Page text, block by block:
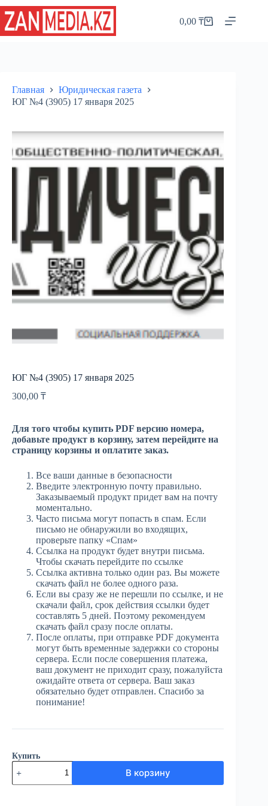
Перейти
сути
Корзина
0,00₸
Главная
Юридическая газета
ЮГ №4 (3905) 17 января 2025
ЮГ №4 (3905) 17 января 2025
300,00 ₸
Для того чтобы купить PDF версию номера,
добавьте продукт в корзину, затем перейдите на
страницу корзины и оплатите заказ.
Все ваши данные в безопасности
Введите электронную почту правильно.
Заказываемый продукт придет вам на почту
моментально.
Часто письма могут попасть в спам. Если
письмо не обнаружили во входящих,
проверьте папку «Спам»
Ссылка на продукт будет внутри письма.
Чтобы скачать перейдите по ссылке
Ссылка активна только один раз. Вы можете
скачать файл не более одного раза.
Если вы сразу же не перешли по ссылке, и не
скачали файл, срок действия ссылки будет
составлять 5 дней. Поэтому рекомендуем
скачать файл сразу после оплаты.
После оплаты, при отправке PDF документа
могут быть временные задержки со стороны
сервера. Если после совершения платежа,
ваш документ не приходит сразу, пожалуйста
ожидайте ответа от сервера. Ваш заказ
обязательно будет отправлен. Спасибо за
понимание!
Купить
Количество
товара
ЮГ
В корзину